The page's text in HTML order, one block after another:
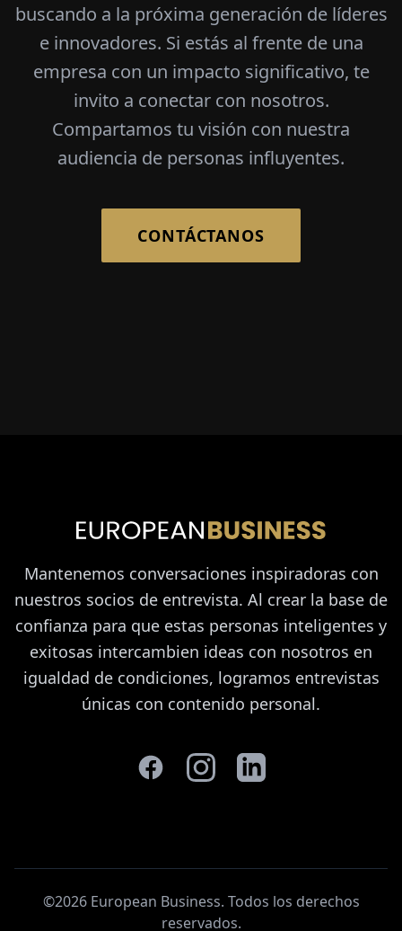
buscando a la próxima generación de líderes
e innovadores. Si estás al frente de una
empresa con un impacto significativo, te
invito a conectar con nosotros.
Compartamos tu visión con nuestra
audiencia de personas influyentes.
CONTÁCTANOS
Mantenemos conversaciones inspiradoras con
nuestros socios de entrevista. Al crear la base de
confianza para que estas personas inteligentes y
exitosas intercambien ideas con nosotros en
igualdad de condiciones, logramos entrevistas
únicas con contenido personal.
©2026 European Business. Todos los derechos
reservados.